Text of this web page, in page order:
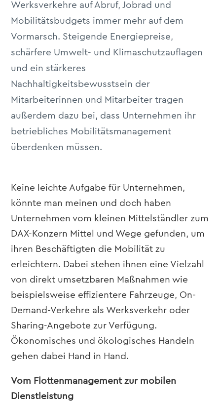
Werksverkehre auf Abruf, Jobrad und
Mobilitätsbudgets immer mehr auf dem
Vormarsch. Steigende Energiepreise,
schärfere Umwelt- und Klimaschutzauflagen
und ein stärkeres
Nachhaltigkeitsbewusstsein der
Mitarbeiterinnen und Mitarbeiter tragen
außerdem dazu bei, dass Unternehmen ihr
betriebliches Mobilitätsmanagement
überdenken müssen.
Keine leichte Aufgabe für Unternehmen,
könnte man meinen und doch haben
Unternehmen vom kleinen Mittelständler zum
DAX-Konzern Mittel und Wege gefunden, um
ihren Beschäftigten die Mobilität zu
erleichtern. Dabei stehen ihnen eine Vielzahl
von direkt umsetzbaren Maßnahmen wie
beispielsweise effizientere Fahrzeuge, On-
Demand-Verkehre als Werksverkehr oder
Sharing-Angebote zur Verfügung.
Ökonomisches und ökologisches Handeln
gehen dabei Hand in Hand.
Vom Flottenmanagement zur mobilen
Dienstleistung